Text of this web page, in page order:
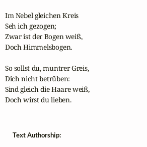
Im Nebel gleichen Kreis
Seh ich gezogen;
Zwar ist der Bogen weiß,
Doch Himmelsbogen.
So sollst du, muntrer Greis,
Dich nicht betrüben:
Sind gleich die Haare weiß,
Doch wirst du lieben.
Text Authorship: